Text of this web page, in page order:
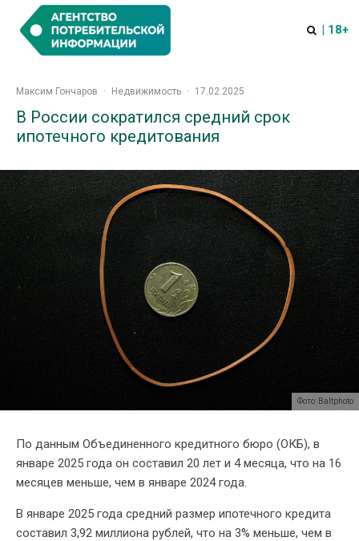
| 18+
Максим Гончаров · Недвижимость · 17.02.2025
В России сократился средний срок
ипотечного кредитования
Фото: Baltphoto
По данным Объединенного кредитного бюро (ОКБ), в
январе 2025 года он составил 20 лет и 4 месяца, что на 16
месяцев меньше, чем в январе 2024 года.
В январе 2025 года средний размер ипотечного кредита
составил 3,92 миллиона рублей, что на 3% меньше, чем в